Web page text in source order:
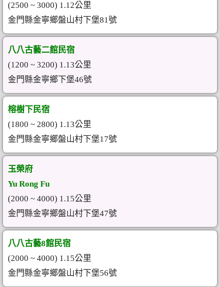
(2500 ~ 3000) 1.12公里
金門縣金寧鄉盤山村下堡81號
八八古藝二館民宿
(1200 ~ 3200) 1.13公里
金門縣金寧鄉下堡46號
榕樹下民宿
(1800 ~ 2800) 1.13公里
金門縣金寧鄉盤山村下堡17號
玉榮府
Yu Rong Fu
(2000 ~ 4000) 1.15公里
金門縣金寧鄉盤山村下堡47號
八八古藝8館民宿
(2000 ~ 4000) 1.15公里
金門縣金寧鄉盤山村下堡56號